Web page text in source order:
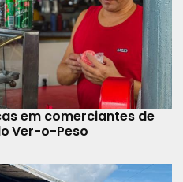
em comerciantes de
Ver-o-Peso